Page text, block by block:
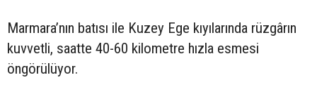
Marmara’nın batısı ile Kuzey Ege kıyılarında rüzgârın
kuvvetli, saatte 40-60 kilometre hızla esmesi
öngörülüyor.